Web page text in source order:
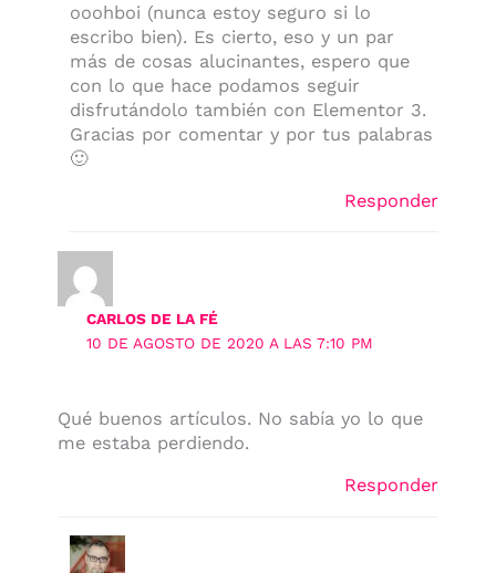
ooohboi (nunca estoy seguro si lo
escribo bien). Es cierto, eso y un par
más de cosas alucinantes, espero que
con lo que hace podamos seguir
disfrutándolo también con Elementor 3.
Gracias por comentar y por tus palabras
🙂
Responder
CARLOS DE LA FÉ
10 DE AGOSTO DE 2020 A LAS 7:10 PM
Qué buenos artículos. No sabía yo lo que
me estaba perdiendo.
Responder